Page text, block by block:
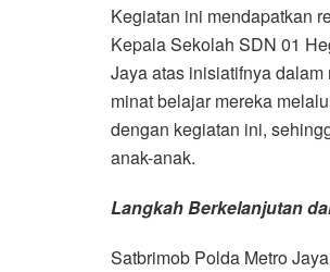
Kegiatan ini mendapatkan
Kepala Sekolah SDN 01
Jaya atas inisiatifnya
minat belajar mereka
dengan kegiatan ini,
anak-anak.
Langkah Berkelanjutan
Satbrimob Polda Metro